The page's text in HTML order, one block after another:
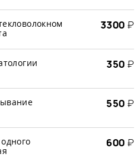
3300 ₽
350 ₽
550 ₽
600 ₽